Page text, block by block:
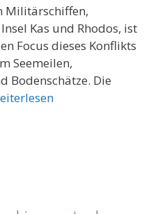
Militärschiffen,
Kas und Rhodos, ist
Focus dieses Konflikts
Seemeilen,
Bodenschätze. Die